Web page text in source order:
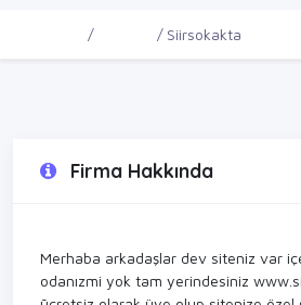
Siirsokakta
Firma Hakkında
Merhaba arkadaşlar dev siteniz var
odanızmi yok tam yerindesiniz